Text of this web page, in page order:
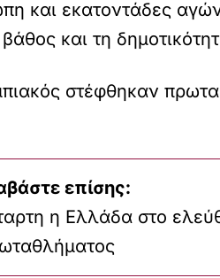
και εκατοντάδες
και τη
στέφθηκαν
επίσης:
η Ελλάδα στο